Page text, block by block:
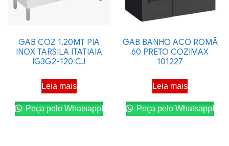
GAB COZ 1,20MT PIA
INOX TARSILA ITATIAIA
IG3G2-120 CJ
Leia mais
Peça pelo Whatsapp!
GAB BANHO ACO ROMÃ
60 PRETO COZIMAX
101227
Leia mais
Peça pelo Whatsapp!